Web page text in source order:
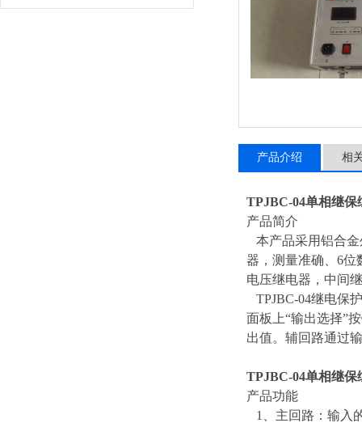
产品介绍 相
TPJBC-04单相继保
产品简介
本产品采用铝合金
器，测量准确、6位
电压继电器，中间
TPJBC-04继电保
面板上“输出选择”
出值。辅回路通过
TPJBC-04单相继保
产品功能
1、主回路：输入